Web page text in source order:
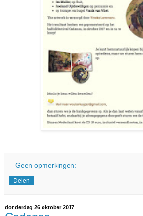
Geen opmerkingen:
Delen
donderdag 26 oktober 2017